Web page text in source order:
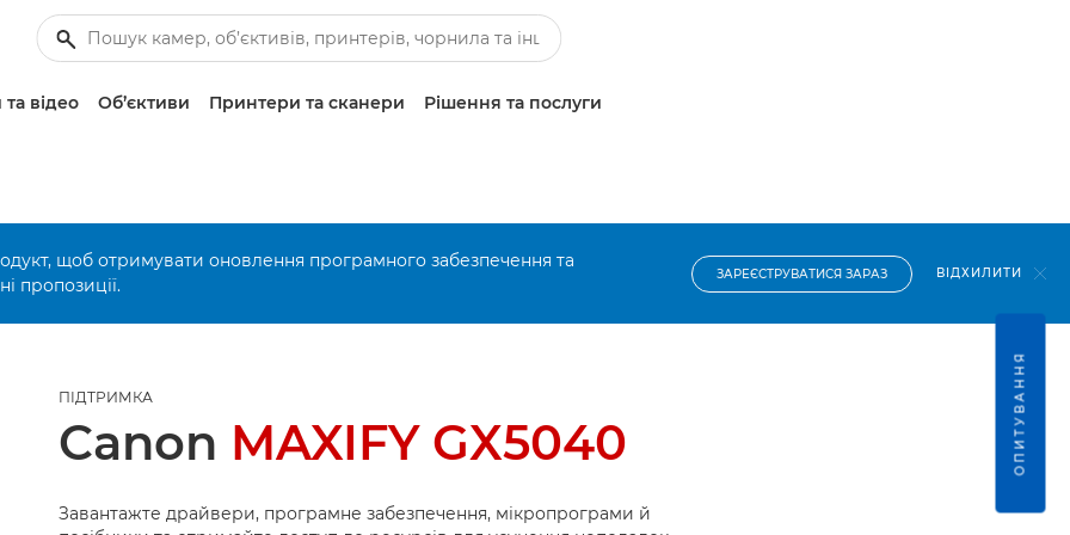
відео Об’єктиви Принтери та сканери Рішення та послуги
щоб отримувати оновлення програмного забезпечення та
пропозиції.
ЗАРЕЄСТРУВАТИСЯ ЗАРАЗ ВІДХИЛИТИ
ПІДТРИМКА
Canon MAXIFY GX5040
Завантажте драйвери, програмне забезпечення, мікропрограми й
ОПИТУВАННЯ